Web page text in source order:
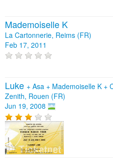
Mademoiselle K
La Cartonnerie, Reims (FR)
Feb 17, 2011
Luke + Asa + Mademoiselle K +
Zenith, Rouen (FR)
Jun 19, 2008